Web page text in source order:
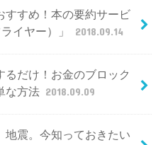
すすめ！本の要約サービ
イヤー）」
2018.09.14
るだけ！お金のブロック
な方法 2018.09.09
地震。今知っておきたい